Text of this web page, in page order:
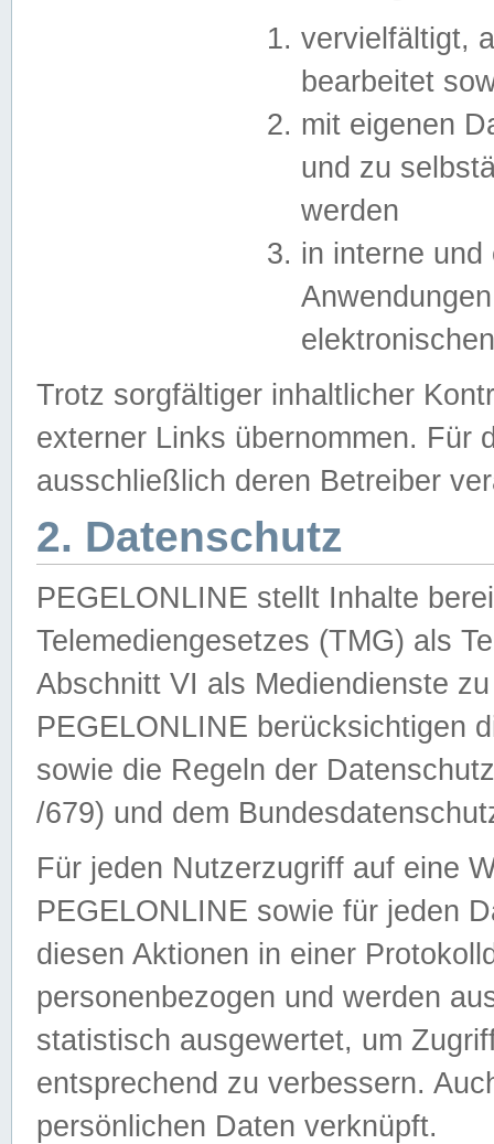
vervielfältigt,
bearbeitet
mit eigenen
und zu
werden
in interne
Trotz sorgfältiger inhaltlicher
externer Links übernommen. Für
ausschließlich deren Betreiber
2. Datenschutz
PEGELONLINE stellt Inhalte
Telemediengesetzes (TMG) als
Abschnitt VI als Mediendienste
PEGELONLINE berücksichtigen
sowie die Regeln der
/679) und dem
Für jeden Nutzerzugriff auf eine
PEGELONLINE sowie für jeden
diesen Aktionen in einer
personenbezogen und werden
statistisch ausgewertet, um
entsprechend zu verbessern.
persönlichen Daten verknüpft.